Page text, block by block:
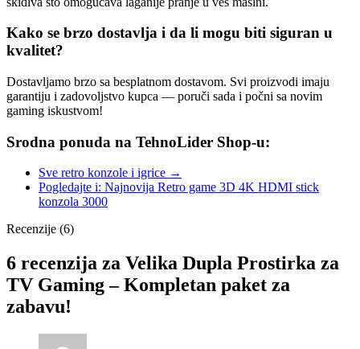
Kako se brzo dostavlja i da li mogu biti siguran u
kvalitet?
Dostavljamo brzo sa besplatnom dostavom. Svi proizvodi imaju
garantiju i zadovoljstvo kupca — poruči sada i počni sa novim
gaming iskustvom!
Srodna ponuda na TehnoLider Shop-u:
Sve retro konzole i igrice →
Pogledajte i: Najnovija Retro game 3D 4K HDMI stick
konzola 3000
Recenzije (6)
6 recenzija za Velika Dupla Prostirka za
TV Gaming – Kompletan paket za
zabavu!